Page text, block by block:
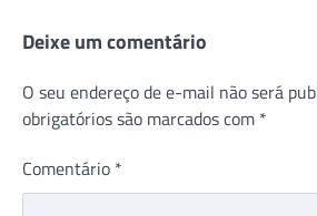
Deixe um comentário
O seu endereço de e-mail não será
obrigatórios são marcados com *
Comentário *